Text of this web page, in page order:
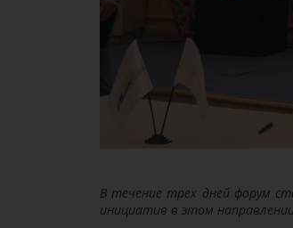
В течение трех дней форум
инициатив в этом